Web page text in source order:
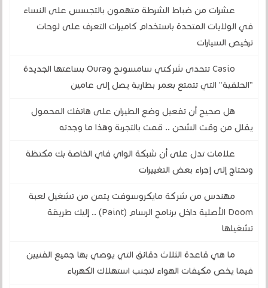
عشرات من ضباط الشرطة متهمون بالتجسس على النساء
في الولايات المتحدة باستخدام كاميرات التعرف على لوحات
ترخيص السيارات
Casio تتحدى شركتي سامسونج وOura بساعتها الجديدة
"الحلقية" التي تتمتع بعمر بطارية يصل إلى عامين
هل صحيح أن تفعيل وضع الطيران على هاتفك المحمول
يقلل من وقت الشحن .. قمت بالتجربة وهذا ما وجدته
علامات تدل على أن شبكة الواي فاي الخاصة بك مكتظة
وتحتاج إلى إجراء بعض التغييرات
مهندس من شركة مايكروسوفت يتمن من تشغيل لعبة
Doom الأصلية داخل برنامج الرسام (Paint) .. إليك طريقة
تشغيلها
ما هي قاعدة الثلاث دقائق التي يوصي بها جميع الفنيين
فيما يخص مكيفات الهواء لتجنب استهلاك الكهرباء